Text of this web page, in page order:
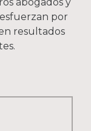
por
resultados